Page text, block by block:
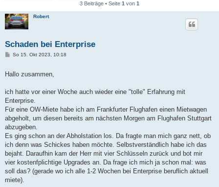
3 Beiträge • Seite 1 von 1
Robert
Schaden bei Enterprise
B
r
g
So 15. Okt 2023, 10:18
Hallo zusammen,
ich hatte vor einer Woche auch wieder eine "tolle" Erfahrung mit
Enterprise.
Für eine OW-Miete habe ich am Frankfurter Flughafen einen Mietwagen
abgeholt, um diesen bereits am nächsten Morgen am Flughafen Stuttgart
abzugeben.
Es ging schon an der Abholstation los. Da fragte man mich ganz nett, ob
ich denn was Schickes haben möchte. Selbstverständlich habe ich das
bejaht. Daraufhin kam der Herr mit vier Schlüsseln zurück und bot mir
vier kostenfplichtige Upgrades an. Da frage ich mich ja schon mal: was
soll das? (gerade wo ich alle 1-2 Wochen bei Enterprise beruflich aktuell
miete).